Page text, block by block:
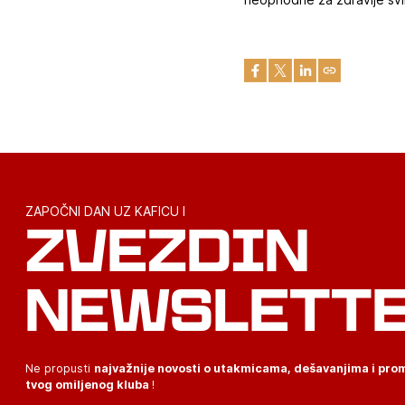
ZAPOČNI DAN UZ KAFICU I
ZVEZDIN
Ne propusti najvažnije novosti o utakmicama, dešavanjima i
tvog omiljenog kluba !